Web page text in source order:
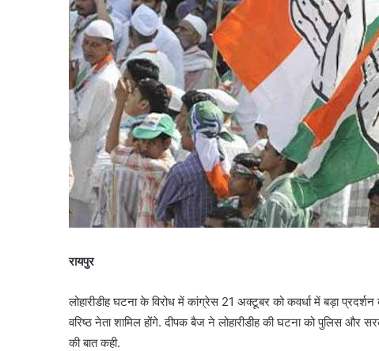
रायपुर
लोहारीडीह घटना के विरोध में कांग्रेस 21 अक्टूबर को कवर्धा में बड़ा
वरिष्ठ नेता शामिल होंगे. दीपक बैज ने लोहारीडीह की घटना को पुलिस और
की बात कही.